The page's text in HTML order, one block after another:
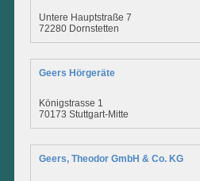
Untere Hauptstraße 7
72280 Dornstetten
Geers Hörgeräte
Königstrasse 1
70173 Stuttgart-Mitte
Geers, Theodor GmbH & Co. KG